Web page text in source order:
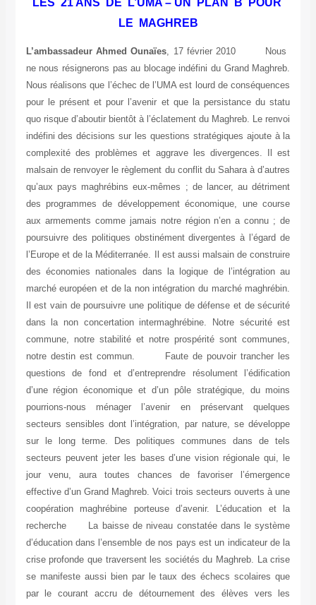
LES 21 ANS DE L’UMA – UN PLAN B
LE MAGHREB
L’ambassadeur Ahmed Ounaïes, 17 février 2010
ne nous résignerons pas au blocage indéfini du Grand
Nous réalisons que l’échec de l’UMA est lourd de
pour le présent et pour l’avenir et que la persistance du
quo risque d’aboutir bientôt à l’éclatement du Maghreb. Le
indéfini des décisions sur les questions stratégiques ajoute
complexité des problèmes et aggrave les divergences. Il
malsain de renvoyer le règlement du conflit du Sahara à
qu’aux pays maghrébins eux-mêmes ; de lancer, au
des programmes de développement économique, une
aux armements comme jamais notre région n’en a connu
poursuivre des politiques obstinément divergentes à
l’Europe et de la Méditerranée. Il est aussi malsain de
des économies nationales dans la logique de
marché européen et de la non intégration du marché
Il est vain de poursuivre une politique de défense et de
dans la non concertation intermaghrébine. Notre sécurité
commune, notre stabilité et notre prospérité sont
notre destin est commun. Faute de pouvoir trancher
questions de fond et d’entreprendre résolument
d’une région économique et d’un pôle stratégique, du
pourrions-nous ménager l’avenir en préservant
secteurs sensibles dont l’intégration, par nature, se
sur le long terme. Des politiques communes dans de
secteurs peuvent jeter les bases d’une vision régionale
jour venu, aura toutes chances de favoriser
effective d’un Grand Maghreb. Voici trois secteurs ouverts à
coopération maghrébine porteuse d’avenir. L’éducation
recherche La baisse de niveau constatée dans le
d’éducation dans l’ensemble de nos pays est un indicateur
crise profonde que traversent les sociétés du Maghreb. La
se manifeste aussi bien par le taux des échecs scolaires
par le courant accru de détournement des élèves vers